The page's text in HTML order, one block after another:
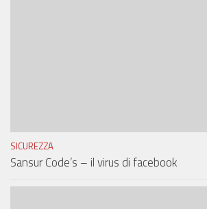
SICUREZZA
Sansur Code’s – il virus di facebook